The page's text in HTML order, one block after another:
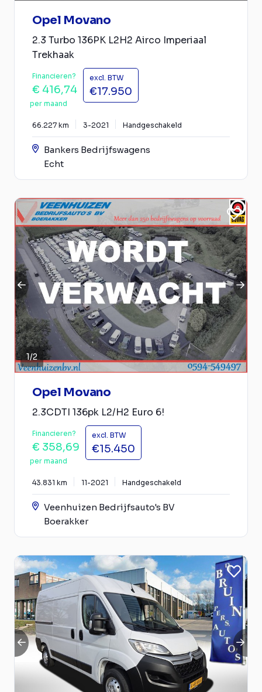
Opel Movano
2.3 Turbo 136PK L2H2 Airco Imperiaal
Trekhaak
Financieren?
€ 416,74
per maand
excl. BTW
€17.950
66.227 km 3-2021 Handgeschakeld
Bankers Bedrijfswagens
Echt
1/2
Opel Movano
2.3CDTI 136pk L2/H2 Euro 6!
Financieren?
€ 358,69
per maand
excl. BTW
€15.450
43.831 km 11-2021 Handgeschakeld
Veenhuizen Bedrijfsauto's BV
Boerakker